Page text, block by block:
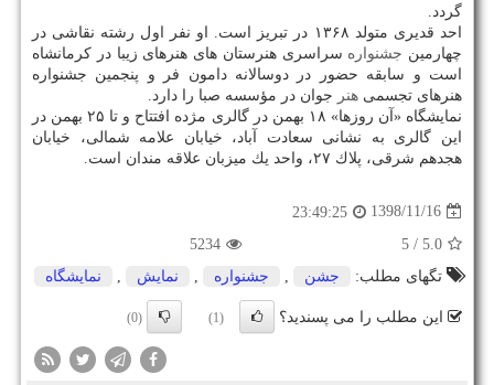
گردد.
احد قدیری متولد ۱۳۶۸ در تبریز است. او نفر اول رشته نقاشی در
چهارمین جشنواره سراسری هنرستان های هنرهای زیبا در كرمانشاه
است و سابقه حضور در دوسالانه دامون فر و پنجمین جشنواره
هنرهای تجسمی هنر جوان در مؤسسه صبا را دارد.
نمایشگاه «آن روزها» ۱۸ بهمن در گالری مژده افتتاح و تا ۲۵ بهمن در
این گالری به نشانی سعادت آباد، خیابان علامه شمالی، خیابان
هجدهم شرقی، پلاك ۲۷، واحد یك میزبان علاقه مندان است.
1398/11/16
23:49:25
5.0
/ 5
5234
تگهای مطلب:
جشن , جشنواره , نمایش , نمایشگاه
این مطلب را می پسندید؟ (1)
(0)